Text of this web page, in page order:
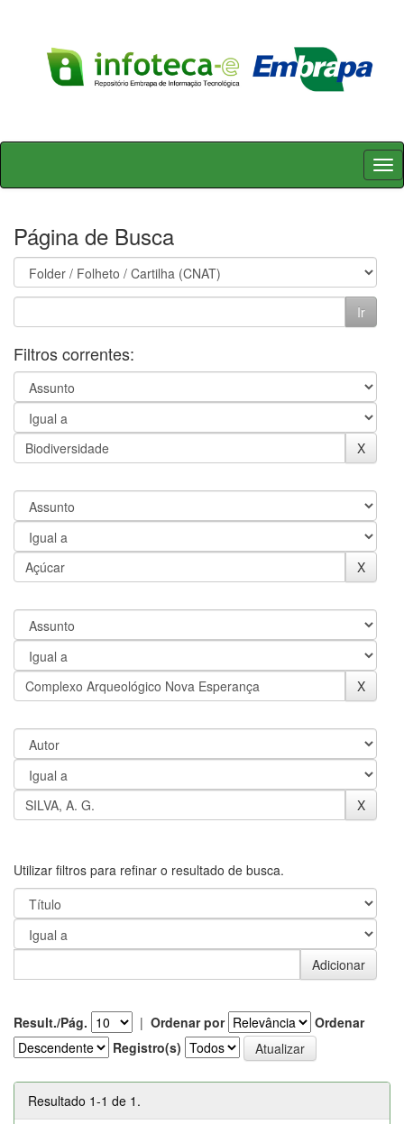
Skip
Página de Busca
Filtros correntes:
Utilizar filtros para refinar o resultado de busca.
Result./Pág. | Ordenar por
Ordenar
Registro(s)
Resultado 1-1 de 1.